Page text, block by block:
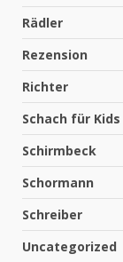
Rädler
Rezension
Richter
Schach für Kids
Schirmbeck
Schormann
Schreiber
Uncategorized